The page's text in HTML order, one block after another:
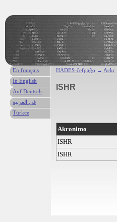
HADES-ĉefpaĝo → Ackr
ISHR
Akronimo
ISHR
ISHR
En français
In English
Auf Deutsch
في العربية
Türkce